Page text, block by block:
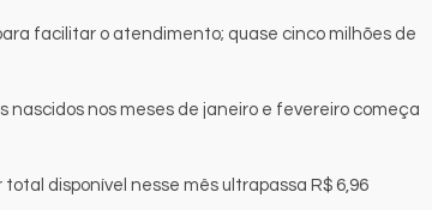
facilitar o atendimento; quase cinco milhões de
nos meses de janeiro e fevereiro começa
disponível nesse mês ultrapassa R$ 6,96